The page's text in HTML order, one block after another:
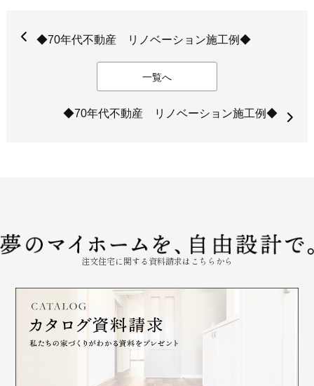
◆70年代不動産 リノベーション施工例◆
一覧へ
◆70年代不動産 リノベーション施工例◆
注文住宅に関する資料請求はこちらから